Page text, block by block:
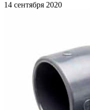
14 сентября 2020